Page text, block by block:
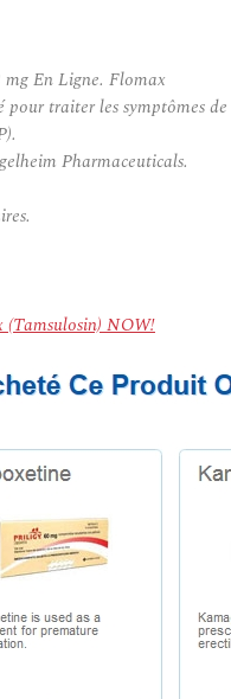
En Ligne. Flomax
traiter les symptômes de
Pharmaceuticals.
NOW!